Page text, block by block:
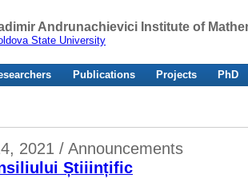
Andrunachievici Institute of
State University
Publications Projects
PhD
2021 / Announcements
Știiințific